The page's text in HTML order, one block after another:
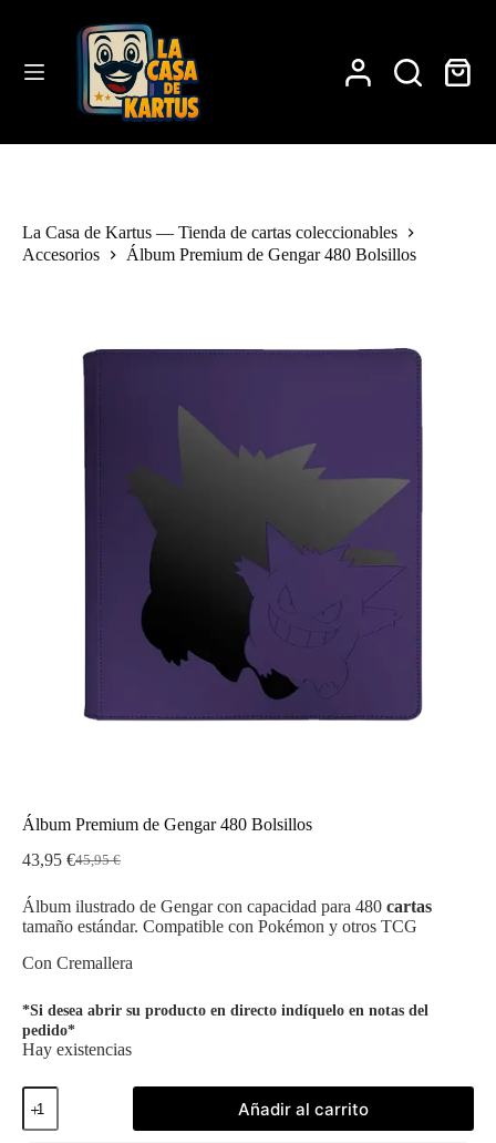
Carro
La Casa de Kartus — Tienda de cartas coleccionables
Accesorios
Álbum Premium de Gengar 480 Bolsillos
Álbum Premium de Gengar 480 Bolsillos
45,95€
El
original
era:
43,95 €El
actual
es:
Álbum ilustrado de Gengar con capacidad para 480 cartas
tamaño estándar. Compatible con Pokémon y otros TCG
Con Cremallera
*Si desea abrir su producto en directo indíquelo en notas del
pedido*
Hay existencias
Álbum
Premium
de
Añadir al carrito